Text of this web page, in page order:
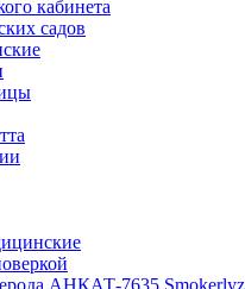
кабинета
садов
АНКАТ-7635